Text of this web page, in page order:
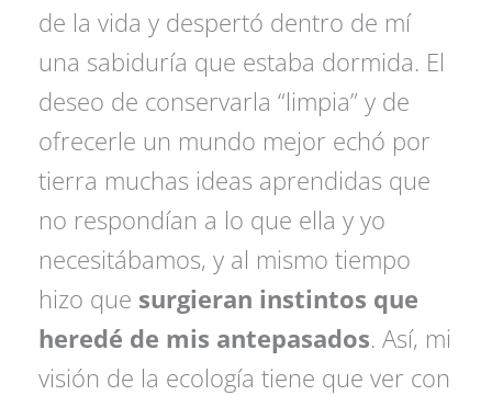
de la vida y despertó dentro de mí
una sabiduría que estaba dormida. El
deseo de conservarla “limpia” y de
ofrecerle un mundo mejor echó por
tierra muchas ideas aprendidas que
no respondían a lo que ella y yo
necesitábamos, y al mismo tiempo
hizo que surgieran instintos que
heredé de mis antepasados. Así, mi
visión de la ecología tiene que ver con